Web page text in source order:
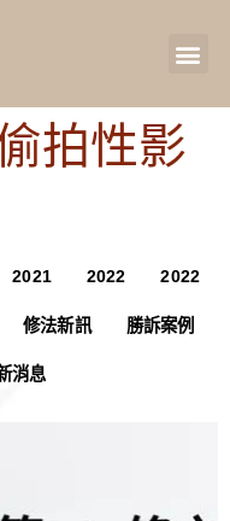
拍性影
2021 2022 2022
修法新訊 勝訴案例
消息